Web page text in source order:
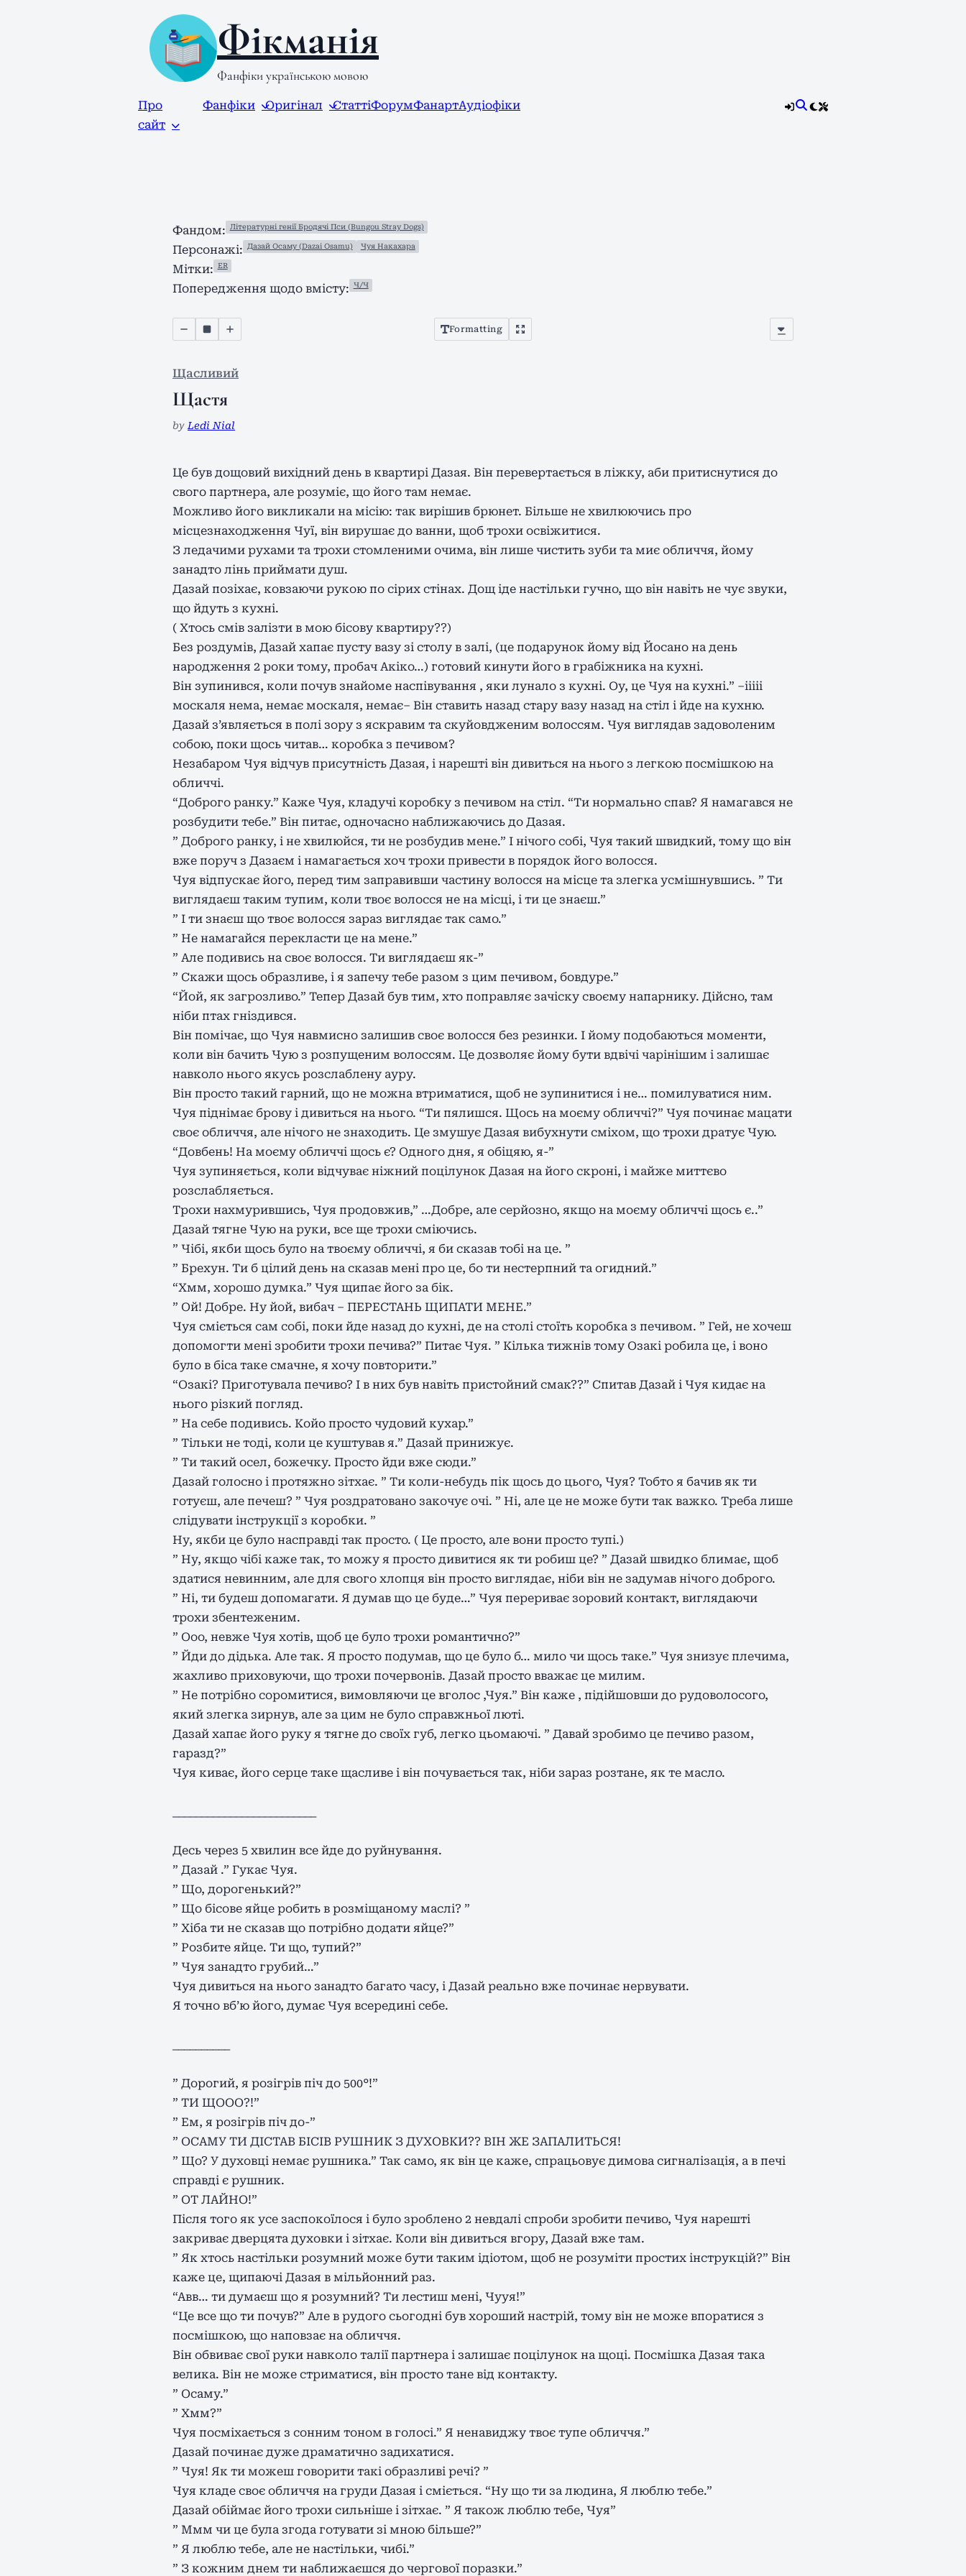
Фікманія
Фанфіки українською мовою
Про
сайт
Фанфіки Оригінал СтаттіФорумФанартАудіофіки
Фандом: Літературні генії Бродячі Пси (Bungou Stray Dogs)
Персонажі: Дазай Осаму (Dazai Osamu) Чуя Накахара
Мітки: ER
Попередження щодо вмісту: Ч/Ч
Formatting
Щасливий
Щастя
by Ledi Nial
Це був дощовий вихідний день в квартирі Дазая. Він перевертається в ліжку, аби притиснутися до
свого партнера, але розуміє, що його там немає.
Можливо його викликали на місію: так вирішив брюнет. Більше не хвилюючись про
місцезнаходження Чуї, він вирушає до ванни, щоб трохи освіжитися.
З ледачими рухами та трохи стомленими очима, він лише чистить зуби та миє обличчя, йому
занадто лінь приймати душ.
Дазай позіхає, ковзаючи рукою по сірих стінах. Дощ іде настільки гучно, що він навіть не чує звуки,
що йдуть з кухні.
( Хтось смів залізти в мою бісову квартиру??)
Без роздумів, Дазай хапає пусту вазу зі столу в залі, (це подарунок йому від Йосано на день
народження 2 роки тому, пробач Акіко…) готовий кинути його в грабіжника на кухні.
Він зупинився, коли почув знайоме наспівування , яки лунало з кухні. Оу, це Чуя на кухні.” –ііііі
москаля нема, немає москаля, немає– Він ставить назад стару вазу назад на стіл і йде на кухню.
Дазай з’являється в полі зору з яскравим та скуйовдженим волоссям. Чуя виглядав задоволеним
собою, поки щось читав… коробка з печивом?
Незабаром Чуя відчув присутність Дазая, і нарешті він дивиться на нього з легкою посмішкою на
обличчі.
“Доброго ранку.” Каже Чуя, кладучі коробку з печивом на стіл. “Ти нормально спав? Я намагався не
розбудити тебе.” Він питає, одночасно наближаючись до Дазая.
” Доброго ранку, і не хвилюйся, ти не розбудив мене.” І нічого собі, Чуя такий швидкий, тому що він
вже поруч з Дазаєм і намагається хоч трохи привести в порядок його волосся.
Чуя відпускає його, перед тим заправивши частину волосся на місце та злегка усмішнувшись. ” Ти
виглядаєш таким тупим, коли твоє волосся не на місці, і ти це знаєш.”
” І ти знаєш що твоє волосся зараз виглядає так само.”
” Не намагайся перекласти це на мене.”
” Але подивись на своє волосся. Ти виглядаєш як-”
” Скажи щось образливе, і я запечу тебе разом з цим печивом, бовдуре.”
“Йой, як загрозливо.” Тепер Дазай був тим, хто поправляє зачіску своєму напарнику. Дійсно, там
ніби птах гніздився.
Він помічає, що Чуя навмисно залишив своє волосся без резинки. І йому подобаються моменти,
коли він бачить Чую з розпущеним волоссям. Це дозволяє йому бути вдвічі чарінішим і залишає
навколо нього якусь розслаблену ауру.
Він просто такий гарний, що не можна втриматися, щоб не зупинитися і не… помилуватися ним.
Чуя піднімає брову і дивиться на нього. “Ти пялишся. Щось на моєму обличчі?” Чуя починає мацати
своє обличчя, але нічого не знаходить. Це змушує Дазая вибухнути сміхом, що трохи дратує Чую.
“Довбень! На моєму обличчі щось є? Одного дня, я обіцяю, я-”
Чуя зупиняється, коли відчуває ніжний поцілунок Дазая на його скроні, і майже миттєво
розслабляється.
Трохи нахмурившись, Чуя продовжив,” …Добре, але серйозно, якщо на моєму обличчі щось є..”
Дазай тягне Чую на руки, все ще трохи сміючись.
” Чібі, якби щось було на твоєму обличчі, я би сказав тобі на це. ”
” Брехун. Ти б цілий день на сказав мені про це, бо ти нестерпний та огидний.”
“Хмм, хорошо думка.” Чуя щипає його за бік.
” Ой! Добре. Ну йой, вибач – ПЕРЕСТАНЬ ЩИПАТИ МЕНЕ.”
Чуя сміється сам собі, поки йде назад до кухні, де на столі стоїть коробка з печивом. ” Гей, не хочеш
допомогти мені зробити трохи печива?” Питає Чуя. ” Кілька тижнів тому Озакі робила це, і воно
було в біса таке смачне, я хочу повторити.”
“Озакі? Приготувала печиво? І в них був навіть пристойний смак??” Спитав Дазай і Чуя кидає на
нього різкий погляд.
” На себе подивись. Койо просто чудовий кухар.”
” Тільки не тоді, коли це куштував я.” Дазай принижує.
” Ти такий осел, божечку. Просто йди вже сюди.”
Дазай голосно і протяжно зітхає. ” Ти коли-небудь пік щось до цього, Чуя? Тобто я бачив як ти
готуєш, але печеш? ” Чуя роздратовано закочує очі. ” Ні, але це не може бути так важко. Треба лише
слідувати інструкції з коробки. ”
Ну, якби це було насправді так просто. ( Це просто, але вони просто тупі.)
” Ну, якщо чібі каже так, то можу я просто дивитися як ти робиш це? ” Дазай швидко блимає, щоб
здатися невинним, але для свого хлопця він просто виглядає, ніби він не задумав нічого доброго.
” Ні, ти будеш допомагати. Я думав що це буде…” Чуя перериває зоровий контакт, виглядаючи
трохи збентеженим.
” Ооо, невже Чуя хотів, щоб це було трохи романтично?”
” Йди до дідька. Але так. Я просто подумав, що це було б… мило чи щось таке.” Чуя знизує плечима,
жахливо приховуючи, що трохи почервонів. Дазай просто вважає це милим.
” Не потрібно соромитися, вимовляючи це вголос ,Чуя.” Він каже , підійшовши до рудоволосого,
який злегка зирнув, але за цим не було справжньої люті.
Дазай хапає його руку я тягне до своїх губ, легко цьомаючі. ” Давай зробимо це печиво разом,
гаразд?”
Чуя киває, його серце таке щасливе і він почувається так, ніби зараз розтане, як те масло.
Десь через 5 хвилин все йде до руйнування.
” Дазай .” Гукає Чуя.
” Що, дорогенький?”
” Що бісове яйце робить в розміщаному маслі? ”
” Хіба ти не сказав що потрібно додати яйце?”
” Розбите яйце. Ти що, тупий?”
” Чуя занадто грубий…”
Чуя дивиться на нього занадто багато часу, і Дазай реально вже починає нервувати.
Я точно вб’ю його, думає Чуя всередині себе.
” Дорогий, я розігрів піч до 500°!”
” ТИ ЩООО?!”
” Ем, я розігрів піч до-”
” ОСАМУ ТИ ДІСТАВ БІСІВ РУШНИК З ДУХОВКИ?? ВІН ЖЕ ЗАПАЛИТЬСЯ!
” Що? У духовці немає рушника.” Так само, як він це каже, спрацьовує димова сигналізація, а в печі
справді є рушник.
” ОТ ЛАЙНО!”
Після того як усе заспокоїлося і було зроблено 2 невдалі спроби зробити печиво, Чуя нарешті
закриває дверцята духовки і зітхає. Коли він дивиться вгору, Дазай вже там.
” Як хтось настільки розумний може бути таким ідіотом, щоб не розуміти простих інструкцій?” Він
каже це, щипаючі Дазая в мільйонний раз.
“Авв… ти думаєш що я розумний? Ти лестиш мені, Чууя!”
“Це все що ти почув?” Але в рудого сьогодні був хороший настрій, тому він не може впоратися з
посмішкою, що наповзає на обличчя.
Він обвиває свої руки навколо талії партнера і залишає поцілунок на щоці. Посмішка Дазая така
велика. Він не може стриматися, він просто тане від контакту.
” Осаму.”
” Хмм?”
Чуя посміхається з сонним тоном в голосі.” Я ненавиджу твоє тупе обличчя.”
Дазай починає дуже драматично задихатися.
” Чуя! Як ти можеш говорити такі образливі речі? ”
Чуя кладе своє обличчя на груди Дазая і сміється. “Ну що ти за людина, Я люблю тебе.”
Дазай обіймає його трохи сильніше і зітхає. ” Я також люблю тебе, Чуя”
” Ммм чи це була згода готувати зі мною більше?”
” Я люблю тебе, але не настільки, чибі.”
” З кожним днем ти наближаєшся до чергової поразки.”